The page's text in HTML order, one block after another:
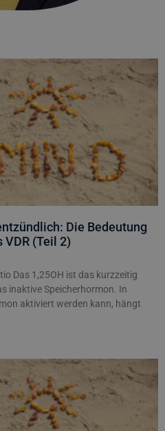
Die Bedeutung
(Teil 2)
Das 1,25OH ist das kurzzeitig
inaktive Speicherhormon. In
aktiviert werden kann, hängt